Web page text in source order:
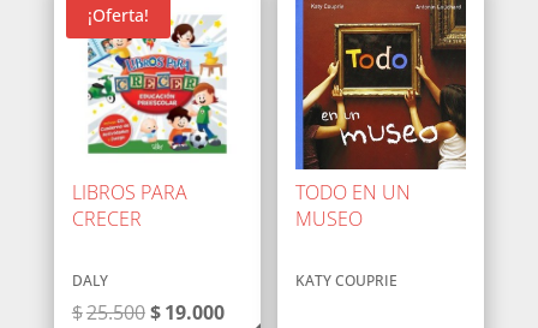
¡Oferta!
LIBROS PARA
CRECER
DALY
$25.500El
$19.000El
TODO EN UN
MUSEO
KATY COUPRIE